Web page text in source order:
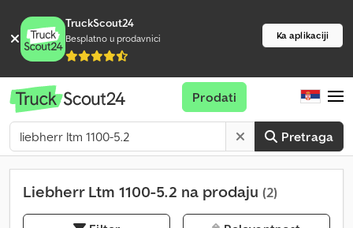
TruckScout24
Besplatno u prodavnici Ka aplikaciji
Pretraga
Prodati
Liebherr Ltm 1100-5.2 na prodaju (2)